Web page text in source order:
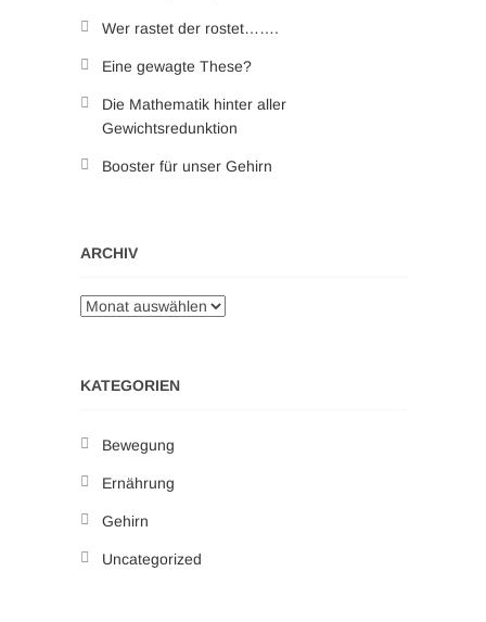
Wer rastet der rostet…….
Eine gewagte These?
Die Mathematik hinter aller
Gewichtsredunktion
Booster für unser Gehirn
ARCHIV
KATEGORIEN
Bewegung
Ernährung
Gehirn
Uncategorized